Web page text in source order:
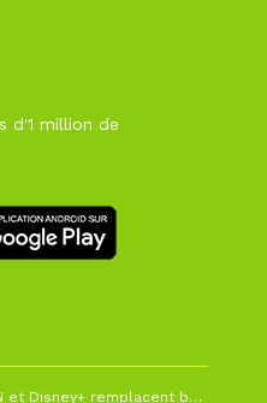
d'1 million de
La Liga change de diffuseur : DAZN et Disney+ remplacent beIN Sports !